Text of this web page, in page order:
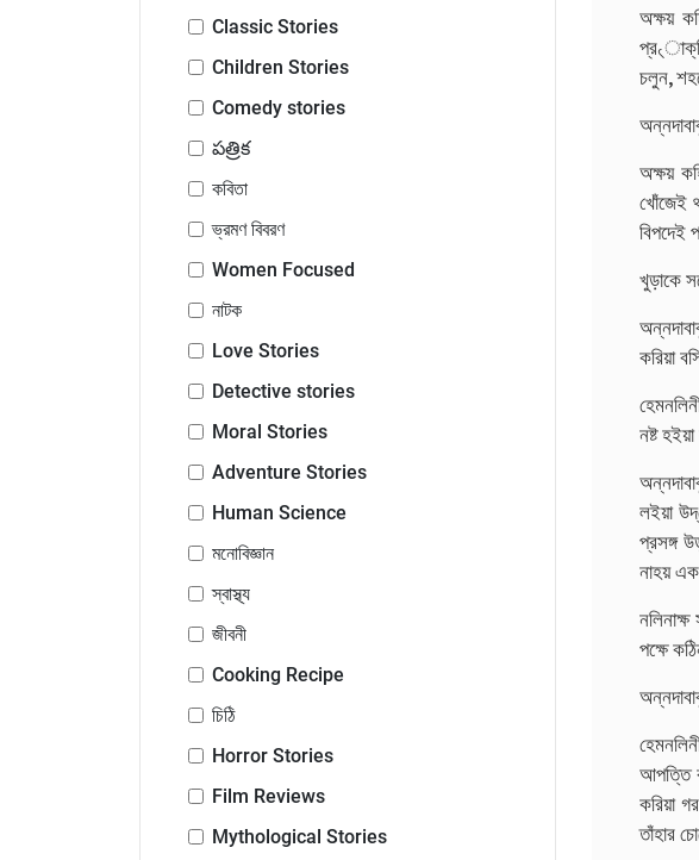
Classic Stories
Children Stories
Comedy stories
పత్రిక
কবিতা
ভ্রমণ বিবরণ
Women Focused
নাটক
Love Stories
Detective stories
Moral Stories
Adventure Stories
Human Science
মনোবিজ্ঞান
স্বাস্থ্য
জীবনী
Cooking Recipe
চিঠি
Horror Stories
Film Reviews
Mythological Stories
অক্ষয়
চলুন,
অক্ষয়
খোঁজেই
বিপদেই
খুড়াকে
করিয়া
নষ্ট
লইয়া
প্রসঙ্গ
নাহয়
পক্ষে
আপত্তি
করিয়া
তাঁহার